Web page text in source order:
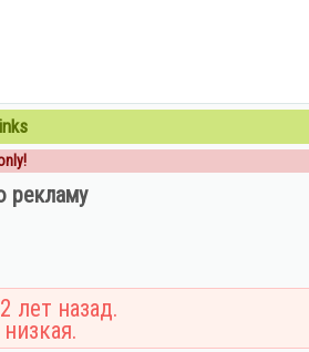
рекламу
лет назад.